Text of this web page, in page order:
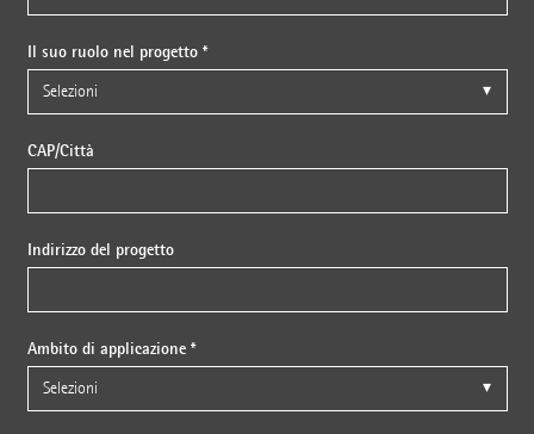
Il suo ruolo nel progetto *
CAP/Città
Indirizzo del progetto
Ambito di applicazione *